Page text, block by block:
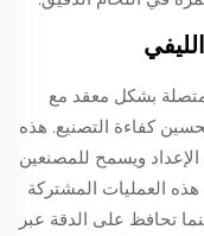
متصلة بشكل معقد مع
كفاءة التصنيع. هذه
ويسمح للمصنعين
العمليات المشتركة
تحافظ على الدقة عبر